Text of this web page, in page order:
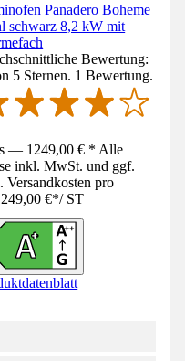
Panadero Boheme
schwarz 8,2 kW mit
Bewertung:
5 Sternen. 1 Bewertung.
— 1249,00 € * Alle
inkl. MwSt. und ggf.
Versandkosten pro
€*/ ST